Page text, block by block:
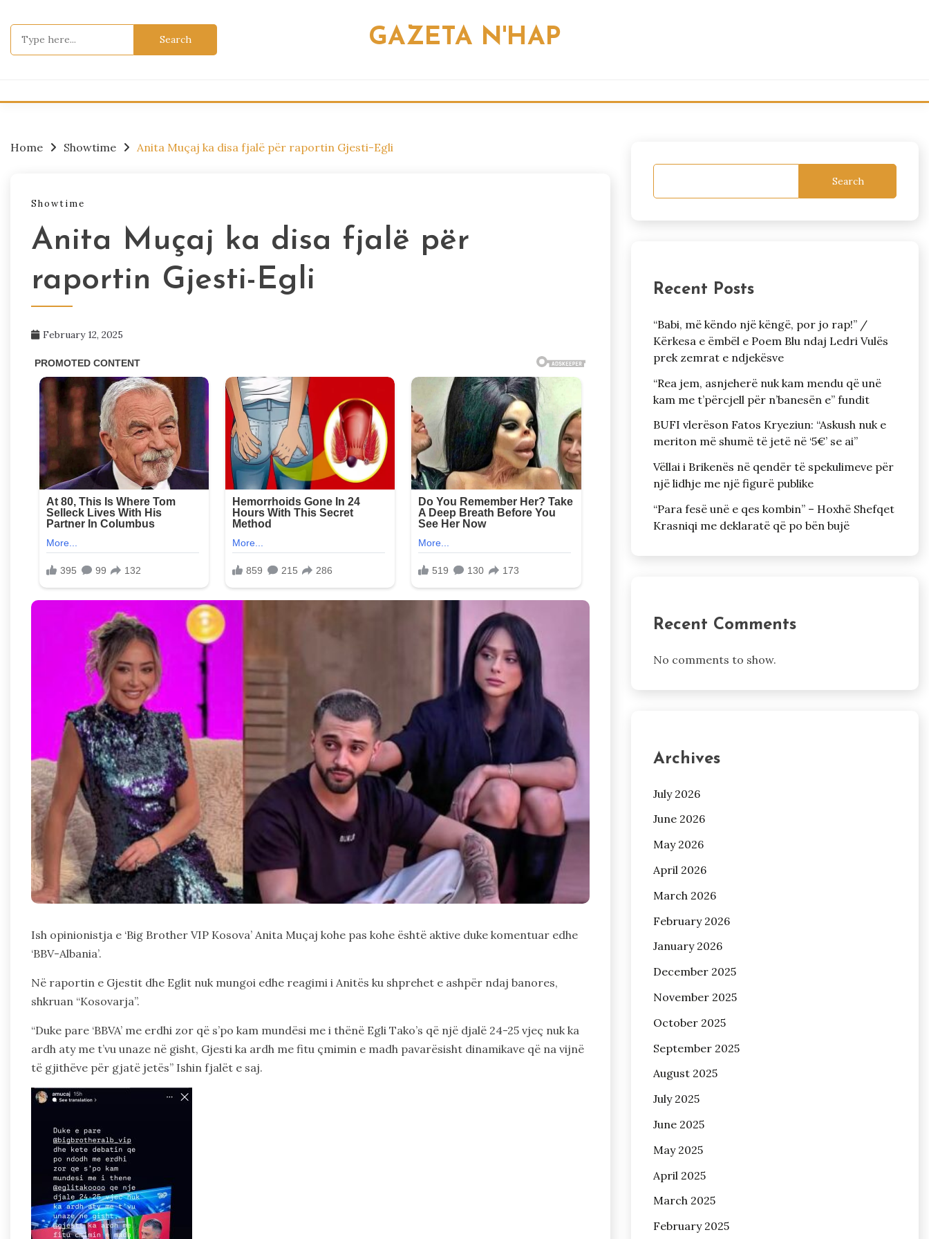
to
content
GAZETA N'HAP
Home Showtime Anita Muçaj ka disa fjalë për raportin Gjesti-Egli
Showtime
Anita Muçaj ka disa fjalë për
raportin Gjesti-Egli
February 12, 2025
Ish opinionistja e ‘Big Brother VIP Kosova’ Anita Muçaj kohe pas kohe është aktive duke komentuar edhe
‘BBV-Albania’.
Në raportin e Gjestit dhe Eglit nuk mungoi edhe reagimi i Anitës ku shprehet e ashpër ndaj banores,
shkruan “Kosovarja”.
“Duke pare ‘BBVA’ me erdhi zor që s’po kam mundësi me i thënë Egli Tako’s që një djalë 24-25 vjeç nuk ka
ardh aty me t’vu unaze në gisht, Gjesti ka ardh me fitu çmimin e madh pavarësisht dinamikave që na vijnë
të gjithëve për gjatë jetës” Ishin fjalët e saj.
Search
Recent Posts
“Babi, më këndo një këngë, por jo rap!” /
Kërkesa e ëmbël e Poem Blu ndaj Ledri Vulës
prek zemrat e ndjekësve
“Rea jem, asnjeherë nuk kam mendu që unë
kam me t’përcjell për n’banesën e” fundit
BUFI vlerëson Fatos Kryeziun: “Askush nuk e
meriton më shumë të jetë në ‘5€’ se ai”
Vëllai i Brikenës në qendër të spekulimeve për
një lidhje me një figurë publike
“Para fesë unë e qes kombin” – Hoxhë Shefqet
Krasniqi me deklaratë që po bën bujë
Recent Comments
No comments to show.
Archives
July 2026
June 2026
May 2026
April 2026
March 2026
February 2026
January 2026
December 2025
November 2025
October 2025
September 2025
August 2025
July 2025
June 2025
May 2025
April 2025
March 2025
February 2025